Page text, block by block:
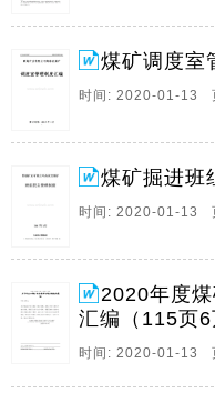
系 安全管理制度汇编
芨沟煤矿本质安全管理
主 任：李新华 孙树清
真贯彻落实和国家的安
规，保障本矿系统安全
二条 “三违”指违章指
目 录 第一部分 安全生
制度 9 二、安全办公
11、 内蒙古XXX有限
保密） 蒙XXX (2 019)
煤矿调度室
时间: 2020-01-13
煤矿掘进班
时间: 2020-01-13
2020年度
汇编（115页6
时间: 2020-01-13